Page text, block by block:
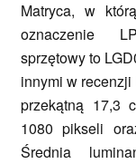
Matryca, w
oznaczenie
sprzętowy to
innymi w
przekątną 17,3
1080 pikseli
Średnia